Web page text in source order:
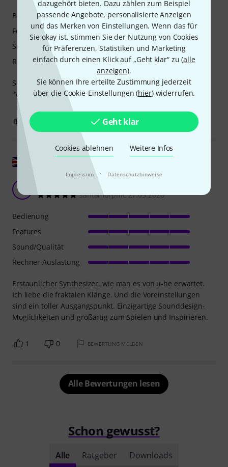
dazugehört bieten. Dazu zählen zum Beispiel
passende Angebote, personalisierte Anzeigen
und das Merken von Einstellungen. Wenn das für
Sie okay ist, stimmen Sie der Nutzung von Cookies
für Präferenzen, Statistiken und Marketing
einfach durch einen Klick auf „Geht klar“ zu (alle
anzeigen).
Sie können Ihre erteilte Zustimmung jederzeit
über die Cookie-Einstellungen (hier) widerrufen.
Geht klar
Cookies ablehnen Weitere Infos
Impressum · Datenschutzhinweise
Super fetter Sound, sehr gutes GUI, sehr gute Anleitung.
"Wenn nur einige Kabel nicht zu kurz wären...:-)"
Bedienung
Features
Sound/Qualität
Rechner Auslastung
BEWERTUNG MELDEN
Original zeigen
Ein weiterer toller Synthesizer von u-he
santamorphic 27.05.2020
Erstaunlicher Synthesizer, wie man es von u-he erwartet.
Ich liebe die fraktalen Klänge. Und die Voreinstellungen
sind ein toller Ausgangspunkt. Einzigartige Sounddesign-
Möglichkeiten und großartig zum Spielen und Inspirieren.
Bedienung
Features
Sound/Qualität
Rechner Auslastung
1 0 BEWERTUNG MELDEN
Alle Bewertungen lesen
Schon gewusst?
Alle Ratgeber Downloads